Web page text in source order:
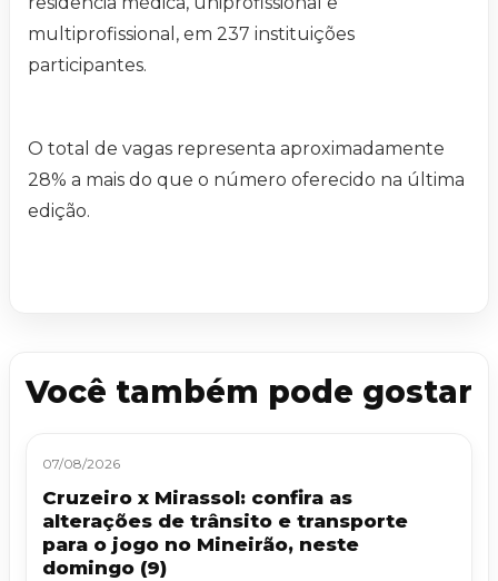
multiprofissional, em 237 instituições
participantes.
O total de vagas representa aproximadamente
28% a mais do que o número oferecido na última
edição.
Você também pode gostar
07/08/2026
Cruzeiro x Mirassol: confira as
alterações de trânsito e transporte
para o jogo no Mineirão, neste
domingo (9)